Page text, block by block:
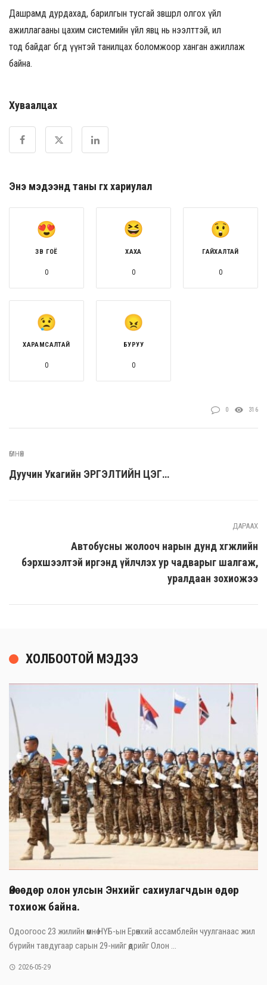
Дашрамд дурдахад, барилгын тусгай зөвшөөрөл олгох үйл
ажиллагааны цахим системийн үйл явц нь нээлттэй, ил
тод байдаг бөгөөд үүнтэй танилцах боломжоор ханган ажиллаж
байна.
Хуваалцах
Энэ мэдээнд таны өгөх хариулал
ЗӨВ ГОЁ
0
ХАХА
0
ГАЙХАЛТАЙ
0
ХАРАМСАЛТАЙ
0
БУРУУ
0
0 316
ӨМНӨХ
Дуучин Укагийн ЭРГЭЛТИЙН ЦЭГ…
ДАРААХ
Автобусны жолооч нарын дунд хөгжлийн
бэрхшээлтэй иргэнд үйлчлэх ур чадварыг шалгаж,
уралдаан зохиожээ
ХОЛБООТОЙ МЭДЭЭ
Өнөөдөр олон улсын Энхийг сахиулагчдын өдөр
тохиож байна.
Одоогоос 23 жилийн өмнө НҮБ-ын Ерөнхий ассамблейн чуулганаас жил
бүрийн тавдугаар сарын 29-нийг өдрийг Олон ...
2026-05-29